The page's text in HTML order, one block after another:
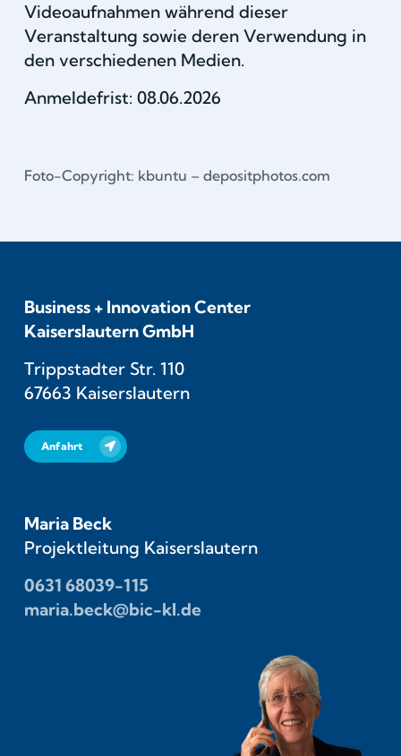
Videoaufnahmen während dieser
Veranstaltung sowie deren Verwendung in
den verschiedenen Medien.
Anmeldefrist: 08.06.2026
Foto-Copyright: kbuntu – depositphotos.com
Business + Innovation Center
Kaiserslautern GmbH
Trippstadter Str. 110
67663 Kaiserslautern
Anfahrt
Maria Beck
Projektleitung Kaiserslautern
0631 68039-115
maria.beck@bic-kl.de